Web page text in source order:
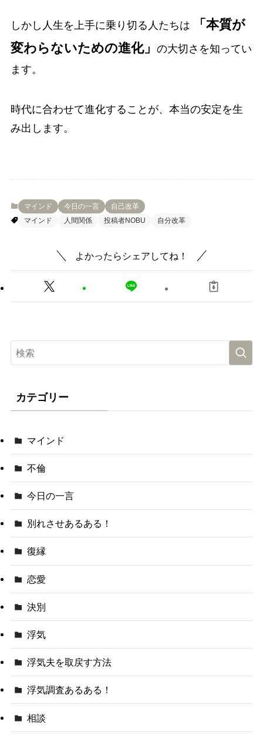
しかし人生を上手に乗り切る人たちは
「本質が
変わらないための進化」 の大切さを知ってい
ます。
時代に合わせて進化することが、本当の安定を生
み出します。
マインド 今日の一言
自己改革
マインド
人間関係 投稿者NOBU 自分改革
よかったらシェアしてね！
カテゴリー
マインド
不倫
今日の一言
別れさせあるある！
復縁
恋愛
決別
浮気
浮気夫を取戻す方法
浮気調査あるある！
相談